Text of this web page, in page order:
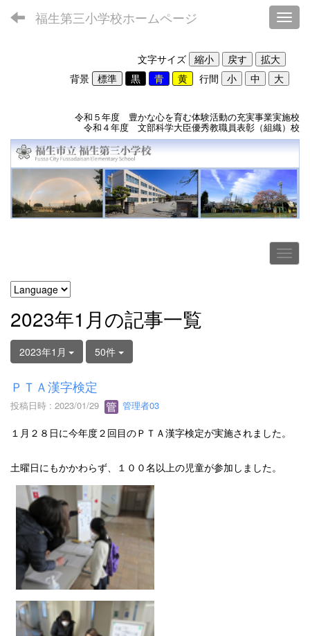
福生第三小学校ホームページ
文字サイズ
背景
行間
令和５年度 豊かな心を育む体験活動の充実事業実施校
令和４年度 文部科学大臣優秀教職員表彰（組織）校
2023年1月の記事一覧
2023年1月 50件
ＰＴＡ漢字検定
投稿日時 : 2023/01/29 管理者03
１月２８日に今年度２回目のＰＴＡ漢字検定が実施されました。
土曜日にもかかわらず、１００名以上の児童が参加しました。